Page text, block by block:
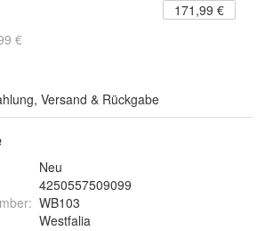
171,99 €
€
Versand & Rückgabe
Neu
4250557509099
: WB103
Westfalia